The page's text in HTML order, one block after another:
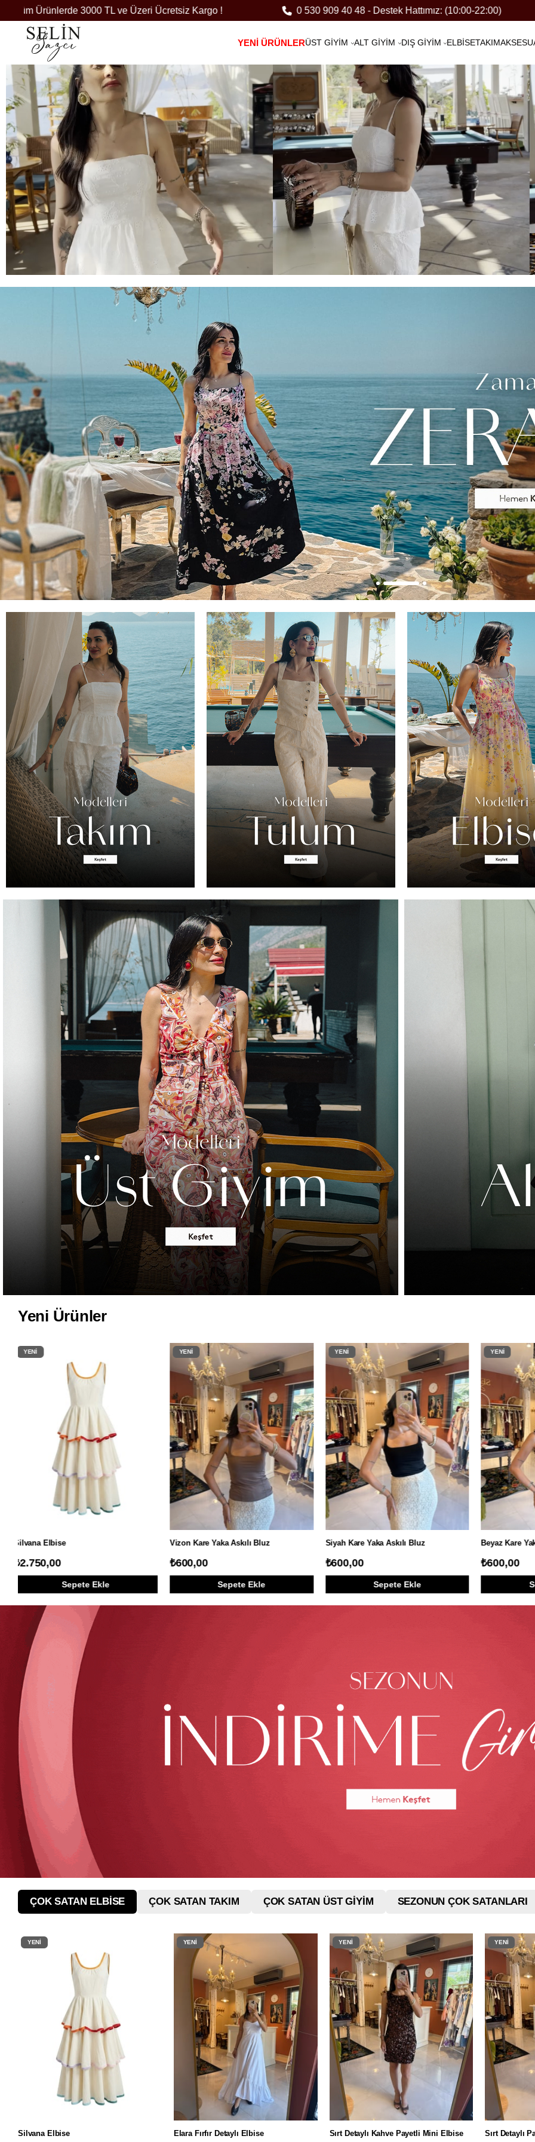
3000 TL ve Üzeri Ücretsiz Kargo ! 0 530 909 40 48 - Destek Hattımız: (10:00-22:00)
YENİ ÜRÜNLERÜST GİYİM ALT GİYİM DIŞ GİYİM ELBİSETAKIM
Yeni Ürünler
Siyah Kare Yaka Askılı Bluz
₺600,00
Sepete Ekle
YENI
Beyaz Kare Yaka Askılı Bluz
₺600,00
Sepete Ekle
YENI
ÜRÜN
Dantel Güpürlü Siyah Etek
₺1.200,00
Sepete Ekle
YENI
ÜRÜN
Silvana
₺2.750,00
YENI
ÇOK SATAN ELBİSE ÇOK SATAN TAKIM ÇOK SATAN ÜST GİYİM SEZONUN ÇOK SATANLARI
Silvana Elbise
YENI
Elara Fırfır Detaylı Elbise
YENI
ÜRÜN
Sırt Detaylı Kahve Payetli Mini Elbise
YENI
ÜRÜN
YENI
ÜRÜN